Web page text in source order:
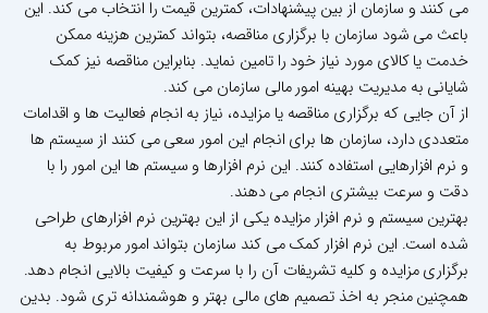
می کنند و سازمان از بین پیشنهادات، کمترین قیمت را انتخاب می کند. این
باعث می شود سازمان با برگزاری مناقصه، بتواند کمترین هزینه ممکن
خدمت یا کالای مورد نیاز خود را تامین نماید. بنابراین مناقصه نیز کمک
شایانی به مدیریت بهینه امور مالی سازمان می کند.
از آن جایی که برگزاری مناقصه یا مزایده، نیاز به انجام فعالیت ها و اقدامات
متعددی دارد، سازمان ها برای انجام این امور سعی می کنند از سیستم ها
و نرم افزارهایی استفاده کنند. این نرم افزارها و سیستم ها این امور را با
دقت و سرعت بیشتری انجام می دهند.
بهترین سیستم و نرم افزار مزایده یکی از این بهترین نرم افزارهای طراحی
شده است. این نرم افزار کمک می کند سازمان بتواند امور مربوط به
برگزاری مزایده و کلیه تشریفات آن را با سرعت و کیفیت بالایی انجام دهد.
همچنین منجر به اخذ تصمیم های مالی بهتر و هوشمندانه تری شود. بدین